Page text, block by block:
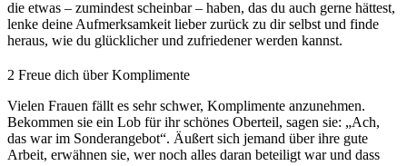
die etwas – zumindest scheinbar – haben, das du auch gerne hättest,
lenke deine Aufmerksamkeit lieber zurück zu dir selbst und finde
heraus, wie du glücklicher und zufriedener werden kannst.
2 Freue dich über Komplimente
Vielen Frauen fällt es sehr schwer, Komplimente anzunehmen.
Bekommen sie ein Lob für ihr schönes Oberteil, sagen sie: „Ach,
das war im Sonderangebot“. Äußert sich jemand über ihre gute
Arbeit, erwähnen sie, wer noch alles daran beteiligt war und dass